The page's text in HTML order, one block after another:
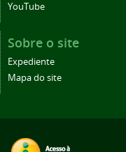
YouTube
Sobre o site
Expediente
Mapa do site